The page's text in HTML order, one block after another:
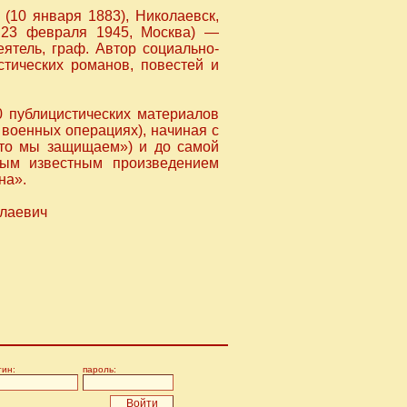
января 1883), Николаевск,
23 февраля 1945, Москва) —
граф. Автор социально-
романов, повестей и
материалов
операциях), начиная с
мы защищаем») и до самой
известным произведением
пароль: